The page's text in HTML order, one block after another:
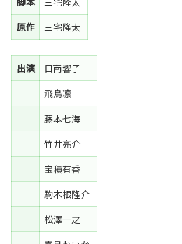
原作
三宅隆太
出演
日南響子
飛鳥凛
藤本七海
竹井亮介
宝積有香
駒木根隆介
松澤一之